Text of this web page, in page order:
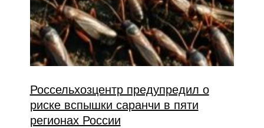
Россельхозцентр предупредил о
риске вспышки саранчи в пяти
регионах России